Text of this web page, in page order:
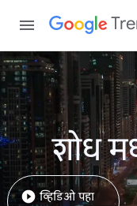
शोध
व्हिडिओ पहा